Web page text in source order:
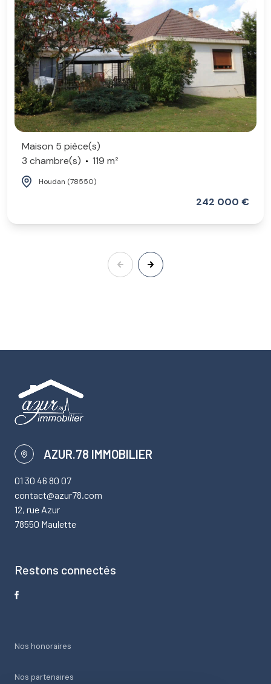
Maison 5 pièce(s)
3 chambre(s)
119 m²
Houdan (78550)
242 000 €
AZUR.78 IMMOBILIER
01 30 46 80 07
contact@azur78.com
12, rue Azur
78550 Maulette
Restons connectés
Nos honoraires
Nos partenaires